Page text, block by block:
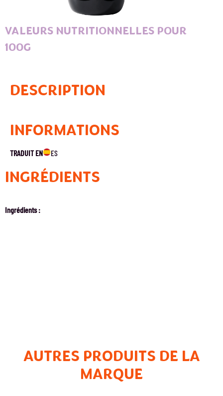
VALEURS NUTRITIONNELLES POUR
100G
DESCRIPTION
INFORMATIONS
TRADUIT EN ES
INGRÉDIENTS
Ingrédients :
AUTRES PRODUITS DE LA
MARQUE